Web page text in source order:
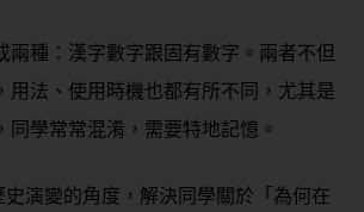
兩種：漢字數字跟固有數字。兩者不但
用法、使用時機也都有所不同，尤其是
同學常常混淆，需要特地記憶。
史演變的角度，解決同學關於「為何在